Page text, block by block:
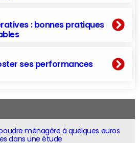
: bonnes pratiques
ses performances
ménagère à quelques euros
dans une étude